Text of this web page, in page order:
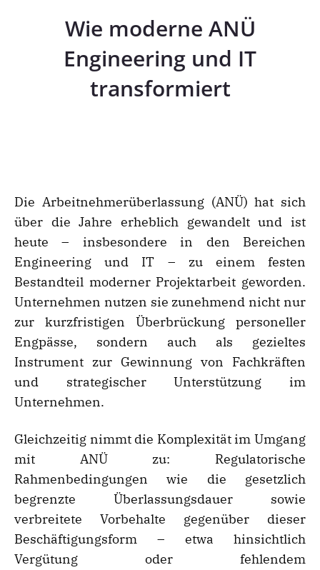
Wie moderne ANÜ
Engineering und IT
transformiert
Die Arbeitnehmerüberlassung (ANÜ) hat sich
über die Jahre erheblich gewandelt und ist
heute – insbesondere in den Bereichen
Engineering und IT – zu einem festen
Bestandteil moderner Projektarbeit geworden.
Unternehmen nutzen sie zunehmend nicht nur
zur kurzfristigen Überbrückung personeller
Engpässe, sondern auch als gezieltes
Instrument zur Gewinnung von Fachkräften
und strategischer Unterstützung im
Unternehmen.
Gleichzeitig nimmt die Komplexität im Umgang
mit ANÜ zu: Regulatorische
Rahmenbedingungen wie die gesetzlich
begrenzte Überlassungsdauer sowie
verbreitete Vorbehalte gegenüber dieser
Beschäftigungsform – etwa hinsichtlich
Vergütung oder fehlendem